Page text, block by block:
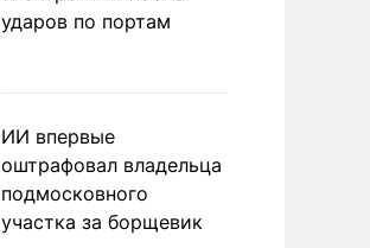
ударов по портам
ИИ впервые
оштрафовал владельца
подмосковного
участка за борщевик